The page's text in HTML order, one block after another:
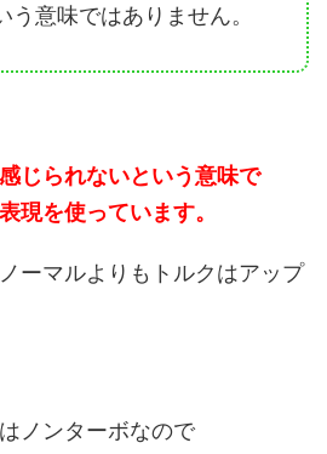
意味ではありません。
じられないという意味で
現を使っています。
ーマルよりもトルクはアップ
ノンターボなので